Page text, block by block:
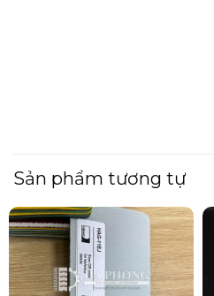
Sản phẩm tương tự